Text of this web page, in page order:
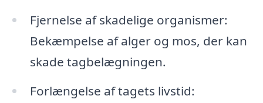
Fjernelse af skadelige organismer:
Bekæmpelse af alger og mos, der kan
skade tagbelægningen.
Forlængelse af tagets livstid: